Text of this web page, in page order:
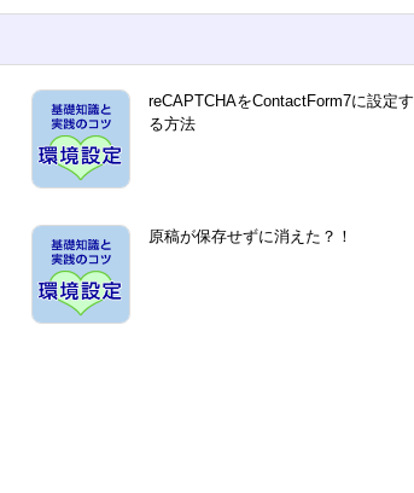
reCAPTCHAをContactForm7に設定す
る方法
原稿が保存せずに消えた？！